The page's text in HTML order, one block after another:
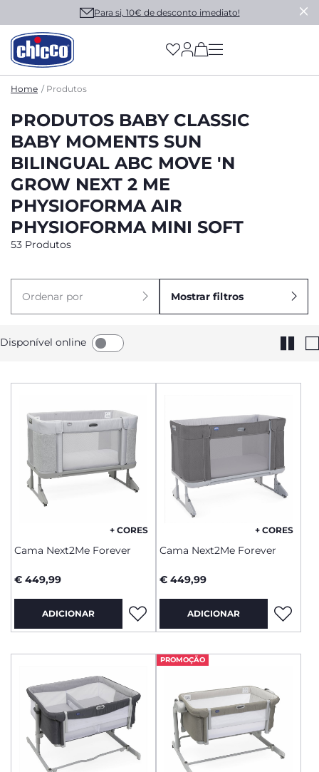
Para si, 10€ de desconto imediato!
(has more options
Home Produtos
PRODUTOS BABY CLASSIC
BABY MOMENTS SUN
BILINGUAL ABC MOVE 'N
GROW NEXT 2 ME
PHYSIOFORMA AIR
PHYSIOFORMA MINI SOFT
53 Produtos
Ordenar por Mostrar filtros
Disponível online
+ CORES
Cama Next2Me Forever
€ 449,99
ADICIONAR
+ CORES
Cama Next2Me Forever
€ 449,99
ADICIONAR
PROMOÇÃO